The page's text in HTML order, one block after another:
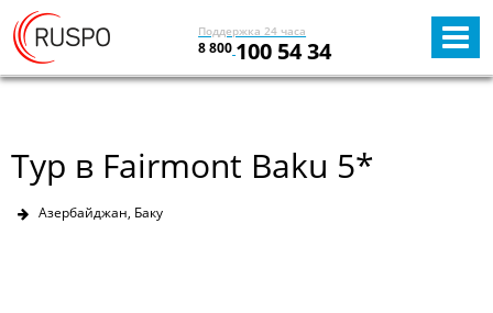
Поддержка 24 часа
8 800 100 54 34
Тур в Fairmont Baku 5*
Азербайджан, Баку